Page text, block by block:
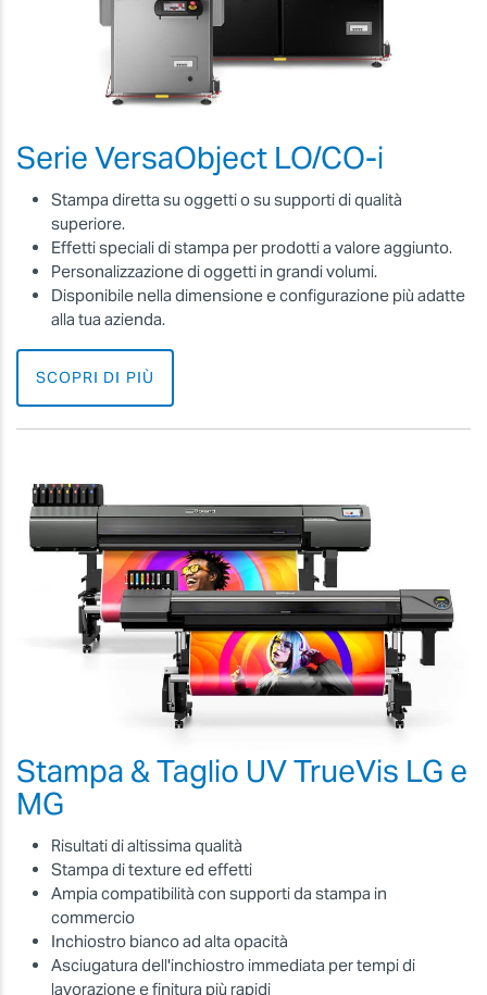
Serie VersaObject LO/CO-i
Stampa diretta su oggetti o su supporti di qualità
superiore.
Effetti speciali di stampa per prodotti a valore aggiunto.
Personalizzazione di oggetti in grandi volumi.
Disponibile nella dimensione e configurazione più adatte
alla tua azienda.
SCOPRI DI PIÙ
Stampa & Taglio UV TrueVis LG e
MG
Risultati di altissima qualità
Stampa di texture ed effetti
Ampia compatibilità con supporti da stampa in
commercio
Inchiostro bianco ad alta opacità
Asciugatura dell'inchiostro immediata per tempi di
lavorazione e finitura più rapidi